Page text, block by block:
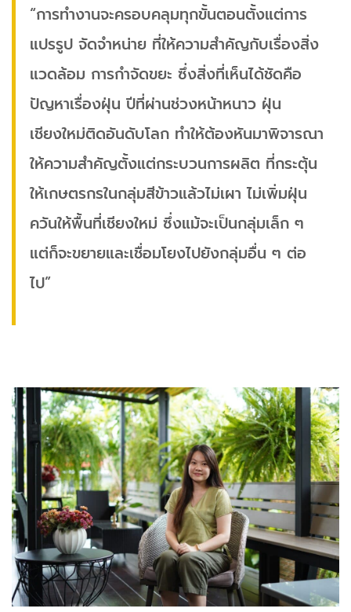
“การทำงานจะครอบคลุมทุกขั้นตอนตั้งแต่การ
แปรรูป จัดจำหน่าย ที่ให้ความสำคัญกับเรื่องสิ่ง
แวดล้อม การกำจัดขยะ ซึ่งสิ่งที่เห็นได้ชัดคือ
ปัญหาเรื่องฝุ่น ปีที่ผ่านช่วงหน้าหนาว ฝุ่น
เชียงใหม่ติดอันดับโลก ทำให้ต้องหันมาพิจารณา
ให้ความสำคัญตั้งแต่กระบวนการผลิต ที่กระตุ้น
ให้เกษตรกรในกลุ่มสีข้าวแล้วไม่เผา ไม่เพิ่มฝุ่น
ควันให้พื้นที่เชียงใหม่ ซึ่งแม้จะเป็นกลุ่มเล็ก ๆ
แต่ก็จะขยายและเชื่อมโยงไปยังกลุ่มอื่น ๆ ต่อ
ไป”